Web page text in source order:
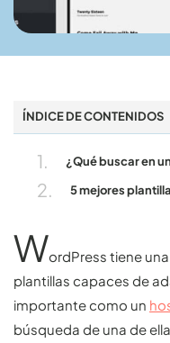
ÍNDICE DE CONTENIDOS
¿Qué buscar en
5 mejores
WordPress tiene
plantillas capaces de
importante como un
búsqueda de una de